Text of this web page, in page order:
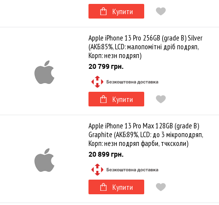
Купити
Apple iPhone 13 Pro 256GB (grade B) Silver
(АКБ:85%, LCD: малопомітні дріб подряп,
Корп: незн подряп)
20 799 грн.
Купити
Apple iPhone 13 Pro Max 128GB (grade B)
Graphite (АКБ:89%, LCD: до 3 мікроподряп,
Корп: незн подряп фарби, тчксколи)
20 899 грн.
Купити